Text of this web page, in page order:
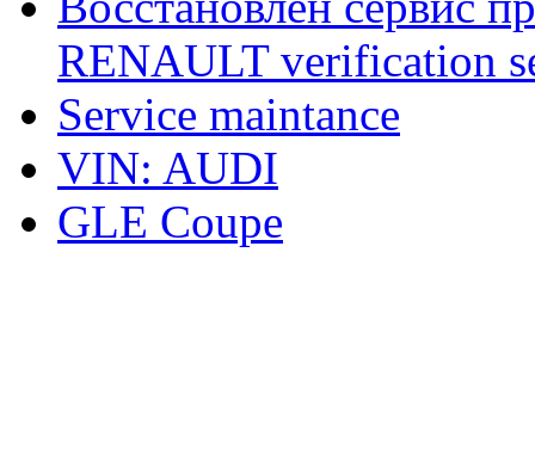
RENAULT verification
Service maintance
VIN: AUDI
GLE Coupe